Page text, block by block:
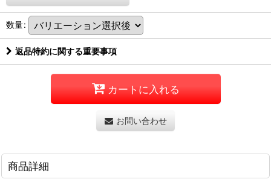
数量:
返品特約に関する重要事項
カートに入れる
お問い合わせ
商品詳細